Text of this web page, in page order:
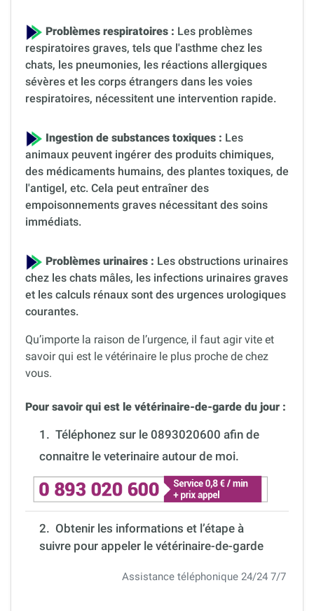
Problèmes respiratoires : Les problèmes
respiratoires graves, tels que l'asthme chez les
chats, les pneumonies, les réactions allergiques
sévères et les corps étrangers dans les voies
respiratoires, nécessitent une intervention rapide.
Ingestion de substances toxiques : Les
animaux peuvent ingérer des produits chimiques,
des médicaments humains, des plantes toxiques, de
l'antigel, etc. Cela peut entraîner des
empoisonnements graves nécessitant des soins
immédiats.
Problèmes urinaires : Les obstructions urinaires
chez les chats mâles, les infections urinaires graves
et les calculs rénaux sont des urgences urologiques
courantes.
Qu’importe la raison de l’urgence, il faut agir vite et
savoir qui est le vétérinaire le plus proche de chez
vous.
Pour savoir qui est le vétérinaire-de-garde du jour :
1. Téléphonez sur le 0893020600 afin de
connaitre le veterinaire autour de moi.
2. Obtenir les informations et l’étape à
suivre pour appeler le vétérinaire-de-garde
Assistance téléphonique 24/24 7/7